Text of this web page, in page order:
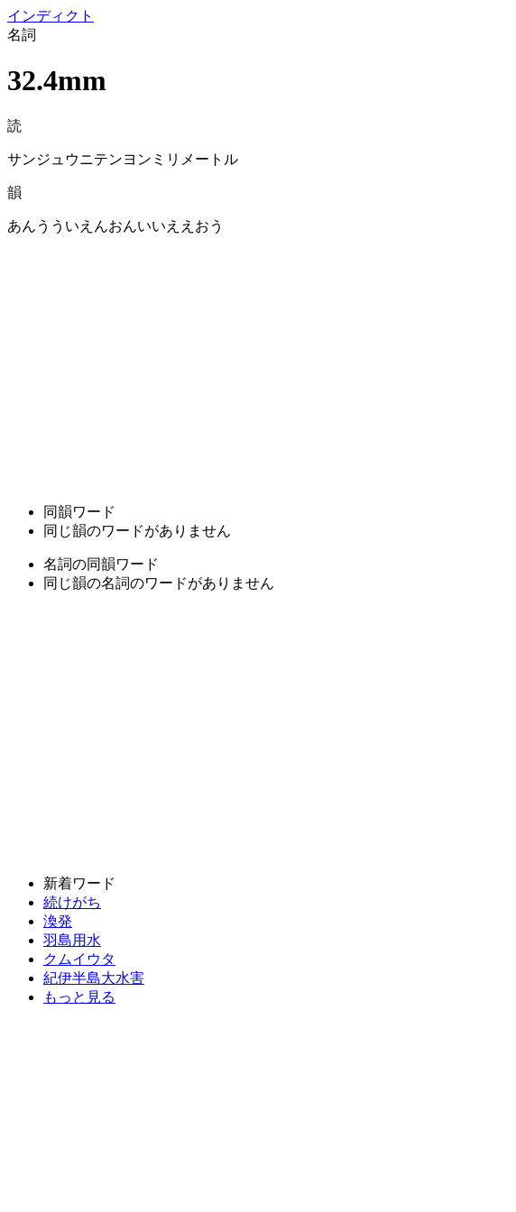
インディクト
名詞
32.4mm
読
サンジュウニテンヨンミリメートル
韻
あんうういえんおんいいええおう
同韻ワード
同じ韻のワードがありません
名詞の同韻ワード
同じ韻の名詞のワードがありません
新着ワード
続けがち
渙発
羽島用水
クムイウタ
紀伊半島大水害
もっと見る